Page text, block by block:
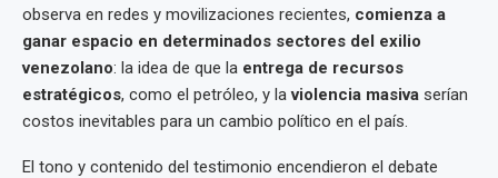
observa en redes y movilizaciones recientes, comienza a
ganar espacio en determinados sectores del exilio
venezolano: la idea de que la entrega de recursos
estratégicos, como el petróleo, y laviolencia masiva serían
costos inevitables para un cambio político en el país.
El tono y contenido del testimonio encendieron el debate